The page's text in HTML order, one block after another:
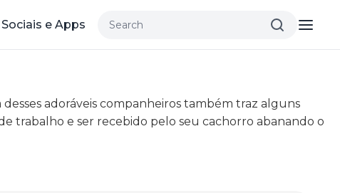
e Apps
adoráveis companheiros também traz alguns
trabalho e ser recebido pelo seu cachorro abanando o